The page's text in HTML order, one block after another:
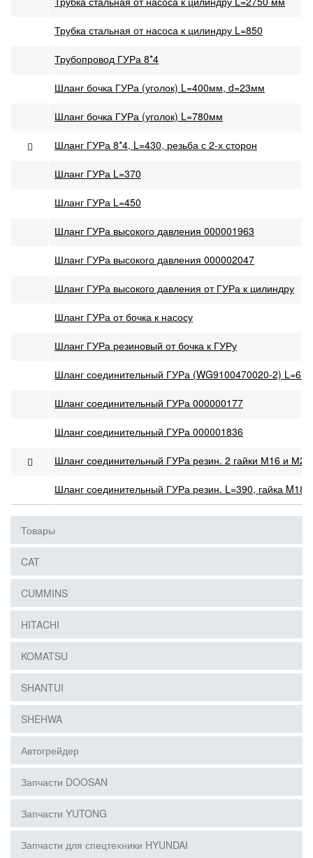
Трубка стальная от насоса к цилиндру L=850
Трубопровод ГУРа 8*4
Шланг бочка ГУРа (уголок) L=400мм, d=23мм
Шланг бочка ГУРа (уголок) L=780мм
Шланг ГУРа 8*4, L=430, резьба с 2-х сторон
Шланг ГУРа L=370
Шланг ГУРа L=450
Шланг ГУРа высокого давления 000001963
Шланг ГУРа высокого давления 000002047
Шланг ГУРа высокого давления от ГУРа к цилиндру
Шланг ГУРа от бочка к насосу
Шланг ГУРа резиновый от бочка к ГУРу
Шланг соединительный ГУРа (WG9100470020-2)
Шланг соединительный ГУРа 000000177
Шланг соединительный ГУРа 000001836
Шланг соединительный ГУРа резин. 2 гайки М16 и
Шланг соединительный ГУРа резин. L=390, гайка M18,
Товары
CAT
CUMMINS
HITACHI
KOMATSU
SHANTUI
SHEHWA
Автогрейдер
Запчасти DOOSAN
Запчасти YUTONG
Запчасти для спецтехники HYUNDAI